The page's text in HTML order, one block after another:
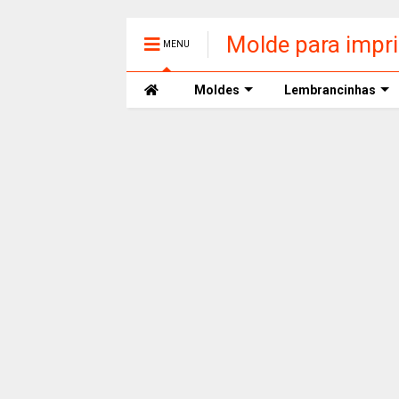
MENU Molde para
Moldes Lembrancinhas